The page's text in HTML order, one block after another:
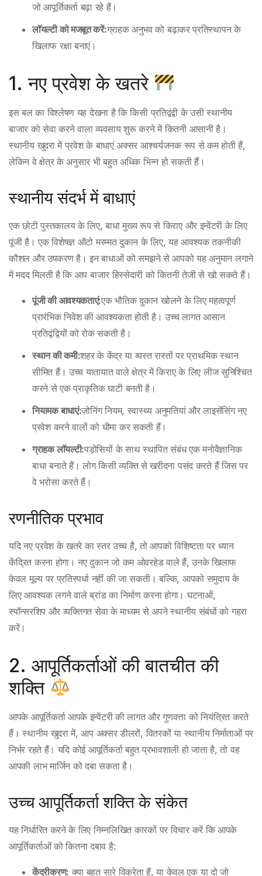
जो आपूर्तिकर्ता बढ़ा रहे हैं।
लॉयल्टी को मजबूत करें:ग्राहक अनुभव को बढ़ाकर प्रतिस्थापन के
खिलाफ रक्षा बनाएं।
1. नए प्रवेश के खतरे
इस बल का विश्लेषण यह देखना है कि किसी प्रतिद्वंद्वी के उसी स्थानीय
बाजार को सेवा करने वाला व्यवसाय शुरू करने में कितनी आसानी है।
स्थानीय खुदरा में प्रवेश के बाधाएं अक्सर आश्चर्यजनक रूप से कम होती हैं,
लेकिन वे क्षेत्र के अनुसार भी बहुत अधिक भिन्न हो सकती हैं।
स्थानीय संदर्भ में बाधाएं
एक छोटी पुस्तकालय के लिए, बाधा मुख्य रूप से किराए और इन्वेंटरी के लिए
पूंजी है। एक विशेषज्ञ ऑटो मरम्मत दुकान के लिए, यह आवश्यक तकनीकी
कौशल और उपकरण है। इन बाधाओं को समझने से आपको यह अनुमान लगाने
में मदद मिलती है कि आप बाजार हिस्सेदारी को कितनी तेजी से खो सकते हैं।
पूंजी की आवश्यकताएं:एक भौतिक दुकान खोलने के लिए महत्वपूर्ण
प्रारंभिक निवेश की आवश्यकता होती है। उच्च लागत आसान
प्रतिद्वंद्वियों को रोक सकती है।
स्थान की कमी:शहर के केंद्र या व्यस्त रास्तों पर प्राथमिक स्थान
सीमित हैं। उच्च यातायात वाले क्षेत्र में किराए के लिए लीज सुनिश्चित
करने से एक प्राकृतिक घाटी बनती है।
नियामक बाधाएं:ज़ोनिंग नियम, स्वास्थ्य अनुमतियां और लाइसेंसिंग नए
प्रवेश करने वालों को धीमा कर सकती हैं।
ग्राहक लॉयल्टी:पड़ोसियों के साथ स्थापित संबंध एक मनोवैज्ञानिक
बाधा बनाते हैं। लोग किसी व्यक्ति से खरीदना पसंद करते हैं जिस पर
वे भरोसा करते हैं।
रणनीतिक प्रभाव
यदि नए प्रवेश के खतरे का स्तर उच्च है, तो आपको विशिष्टता पर ध्यान
केंद्रित करना होगा। नए दुकान जो कम ओवरहेड वाले हैं, उनके खिलाफ
केवल मूल्य पर प्रतिस्पर्धा नहीं की जा सकती। बल्कि, आपको समुदाय के
लिए आवश्यक लगने वाले ब्रांड का निर्माण करना होगा। घटनाओं,
स्पॉन्सरशिप और व्यक्तिगत सेवा के माध्यम से अपने स्थानीय संबंधों को गहरा
करें।
2. आपूर्तिकर्ताओं की बातचीत की
शक्ति
आपके आपूर्तिकर्ता आपके इन्वेंटरी की लागत और गुणवत्ता को नियंत्रित करते
हैं। स्थानीय खुदरा में, आप अक्सर डीलरों, वितरकों या स्थानीय निर्माताओं पर
निर्भर रहते हैं। यदि कोई आपूर्तिकर्ता बहुत प्रभावशाली हो जाता है, तो वह
आपकी लाभ मार्जिन को दबा सकता है।
उच्च आपूर्तिकर्ता शक्ति के संकेत
यह निर्धारित करने के लिए निम्नलिखित कारकों पर विचार करें कि आपके
आपूर्तिकर्ताओं को कितना दबाव है:
केंद्रीकरण: क्या बहुत सारे विक्रेता हैं, या केवल एक या दो जो